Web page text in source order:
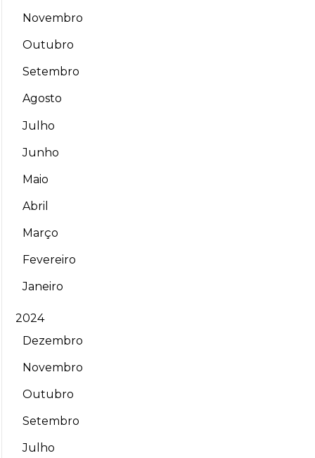
Novembro
Outubro
Setembro
Agosto
Julho
Junho
Maio
Abril
Março
Fevereiro
Janeiro
2024
Dezembro
Novembro
Outubro
Setembro
Julho